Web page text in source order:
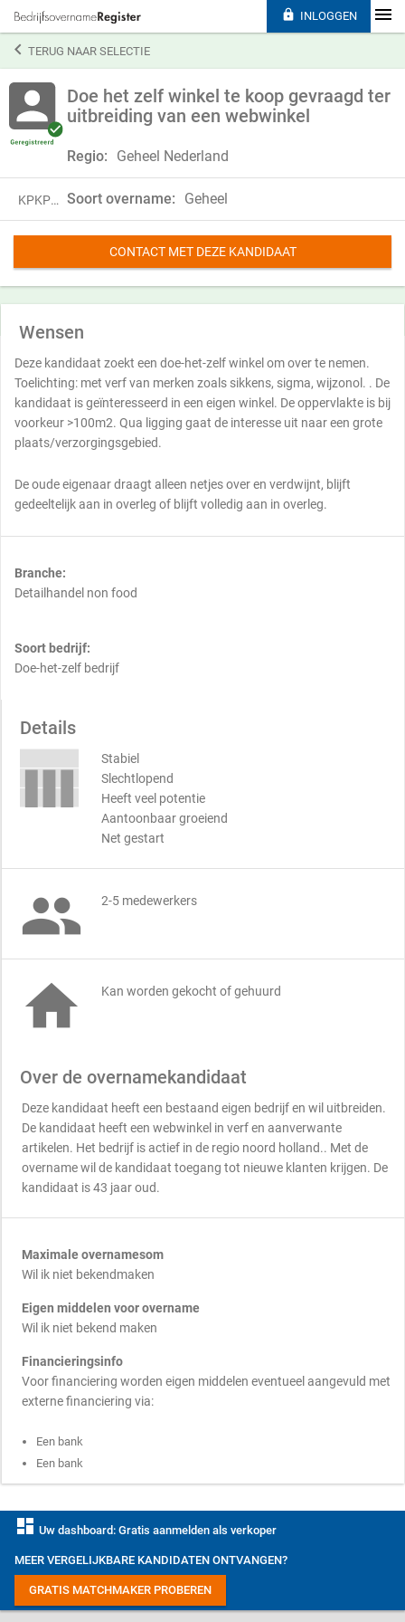
TERUG NAAR SELECTIE
Doe het zelf winkel te koop gevraagd ter
uitbreiding van een webwinkel
Regio: Geheel Nederland
KPKP21HRM37Z Soort overname: Geheel
CONTACT MET DEZE KANDIDAAT
Wensen
Deze kandidaat zoekt een doe-het-zelf winkel om over te nemen.
Toelichting: met verf van merken zoals sikkens, sigma, wijzonol. . De
kandidaat is geïnteresseerd in een eigen winkel. De oppervlakte is bij
voorkeur >100m2. Qua ligging gaat de interesse uit naar een grote
plaats/verzorgingsgebied.
De oude eigenaar draagt alleen netjes over en verdwijnt, blijft
gedeeltelijk aan in overleg of blijft volledig aan in overleg.
Branche:
Detailhandel non food
Soort bedrijf:
Doe-het-zelf bedrijf
Details
Stabiel
Slechtlopend
Heeft veel potentie
Aantoonbaar groeiend
Net gestart
 2-5 medewerkers
 Kan worden gekocht of gehuurd
Over de overnamekandidaat
Deze kandidaat heeft een bestaand eigen bedrijf en wil uitbreiden.
De kandidaat heeft een webwinkel in verf en aanverwante
artikelen. Het bedrijf is actief in de regio noord holland.. Met de
overname wil de kandidaat toegang tot nieuwe klanten krijgen. De
kandidaat is 43 jaar oud.
Maximale overnamesom
Wil ik niet bekendmaken
Eigen middelen voor overname
Wil ik niet bekend maken
Financieringsinfo
Voor financiering worden eigen middelen eventueel aangevuld met
externe financiering via:
Een bank
Een bank
 INLOGGEN
dashboard Uw dashboard: Gratis aanmelden als verkoper
MEER VERGELIJKBARE KANDIDATEN ONTVANGEN?
GRATIS MATCHMAKER PROBEREN